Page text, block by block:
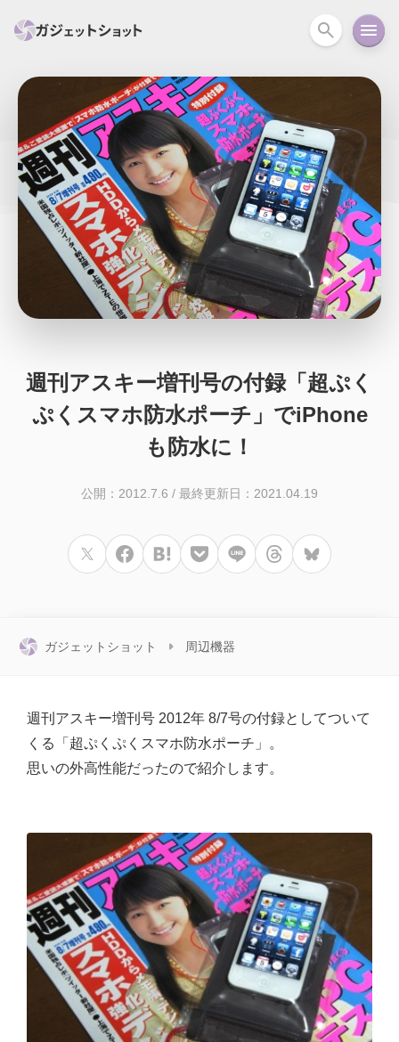
すべて PC関連 カメラ ウェアラ
セール情報 スマートホーム アクションカメラ カメラ
回線 iPhone iPad Mac Android コラム
ニュース オーディオ 周辺機器
週刊アスキー増刊号の付録「超ぷく
ぷくスマホ防水ポーチ」でiPhone
も防水に！
公開：2012.7.6 / 最終更新日：2021.04.19
ガジェットショット 周辺機器
週刊アスキー増刊号 2012年 8/7号の付録としてついて
くる「超ぷくぷくスマホ防水ポーチ」。
思いの外高性能だったので紹介します。